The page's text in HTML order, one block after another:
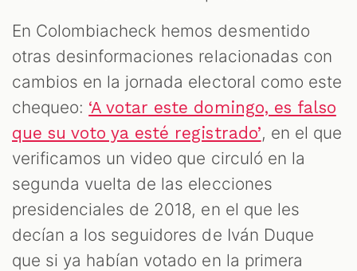
En Colombiacheck hemos desmentido
otras desinformaciones relacionadas con
cambios en la jornada electoral como este
chequeo: ‘A votar este domingo, es falso
que su voto ya esté registrado’, en el que
verificamos un video que circuló en la
segunda vuelta de las elecciones
presidenciales de 2018, en el que les
decían a los seguidores de Iván Duque
que si ya habían votado en la primera